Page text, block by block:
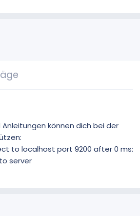
Anleitungen können dich bei der
to localhost port 9200 after 0 ms:
server